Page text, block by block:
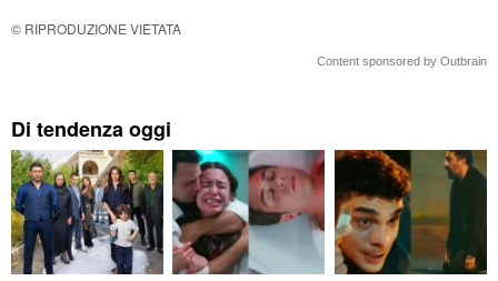
© RIPRODUZIONE VIETATA
Content sponsored by Outbrain
Di tendenza oggi